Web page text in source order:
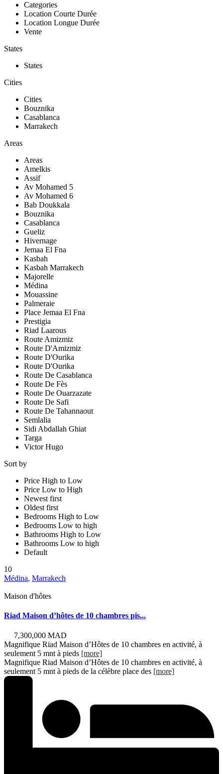
Categories
Location Courte Durée
Location Longue Durée
Vente
States
States
Cities
Cities
Bouznika
Casablanca
Marrakech
Areas
Areas
Amelkis
Assif
Av Mohamed 5
Av Mohamed 6
Bab Doukkala
Bouznika
Casablanca
Gueliz
Hivernage
Jemaa El Fna
Kasbah
Kasbah Marrakech
Majorelle
Médina
Mouassine
Palmeraie
Place Jemaa El Fna
Prestigia
Riad Laarous
Route Amizmiz
Route D'Amizmiz
Route D'Ourika
Route D'Ourika
Route De Casablanca
Route De Fès
Route De Ouarzazate
Route De Safi
Route De Tahannaout
Semlalia
Sidi Abdallah Ghiat
Targa
Victor Hugo
Sort by
Price High to Low
Price Low to High
Newest first
Oldest first
Bedrooms High to Low
Bedrooms Low to high
Bathrooms High to Low
Bathrooms Low to high
Default
10
Médina, Marrakech
Maison d'hôtes
Riad Maison d’hôtes de 10 chambres pis...
7,300,000 MAD
Magnifique Riad Maison d’Hôtes de 10 chambres en activité, à
seulement 5 mnt à pieds [more]
Magnifique Riad Maison d’Hôtes de 10 chambres en activité, à
seulement 5 mnt à pieds de la célèbre place des [more]